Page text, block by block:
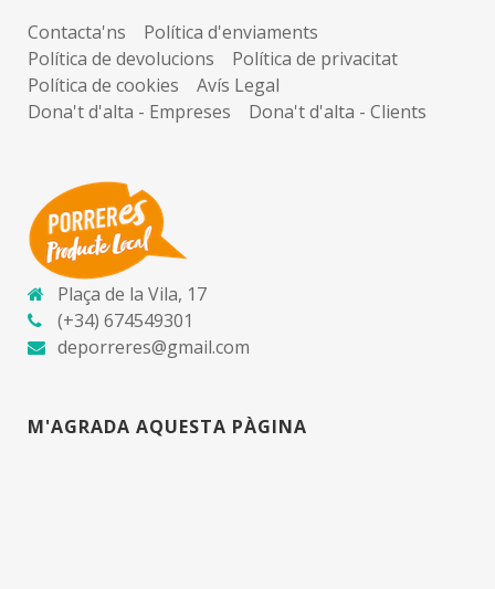
Contacta'ns
Política d'enviaments
Política de devolucions
Política de privacitat
Política de cookies
Avís Legal
Dona't d'alta - Empreses
Dona't d'alta - Clients
Plaça de la Vila, 17
(+34) 674549301
deporreres@gmail.com
M'AGRADA AQUESTA PÀGINA